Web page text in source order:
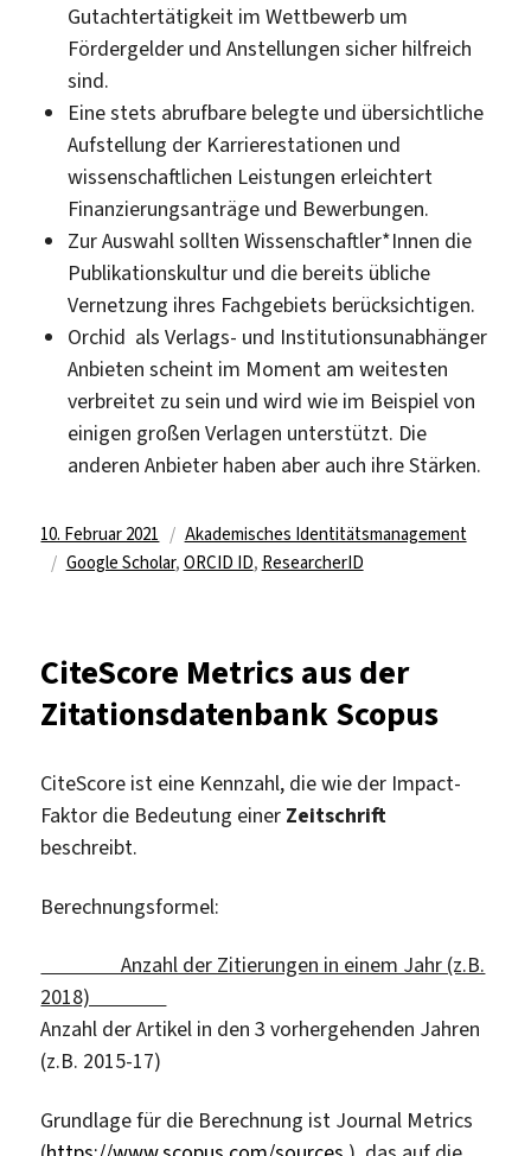
Gutachtertätigkeit im Wettbewerb um
Fördergelder und Anstellungen sicher hilfreich
sind.
Eine stets abrufbare belegte und übersichtliche
Aufstellung der Karrierestationen und
wissenschaftlichen Leistungen erleichtert
Finanzierungsanträge und Bewerbungen.
Zur Auswahl sollten Wissenschaftler*Innen die
Publikationskultur und die bereits übliche
Vernetzung ihres Fachgebiets berücksichtigen.
Orchid als Verlags- und Institutionsunabhänger
Anbieten scheint im Moment am weitesten
verbreitet zu sein und wird wie im Beispiel von
einigen großen Verlagen unterstützt. Die
anderen Anbieter haben aber auch ihre Stärken.
Veröffentlicht
am
10. Februar 2021 Kategorien
Akademisches Identitätsmanagement
Schlagwörter
Google Scholar, ORCID ID, ResearcherID
CiteScore Metrics aus der
Zitationsdatenbank Scopus
CiteScore ist eine Kennzahl, die wie der Impact-
Faktor die Bedeutung einer Zeitschrift
beschreibt.
Berechnungsformel:
Anzahl der Zitierungen in einem Jahr (z.B.
2018)
Anzahl der Artikel in den 3 vorhergehenden Jahren
(z.B. 2015-17)
Grundlage für die Berechnung ist Journal Metrics